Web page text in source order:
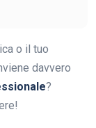
o il tuo
davvero
?